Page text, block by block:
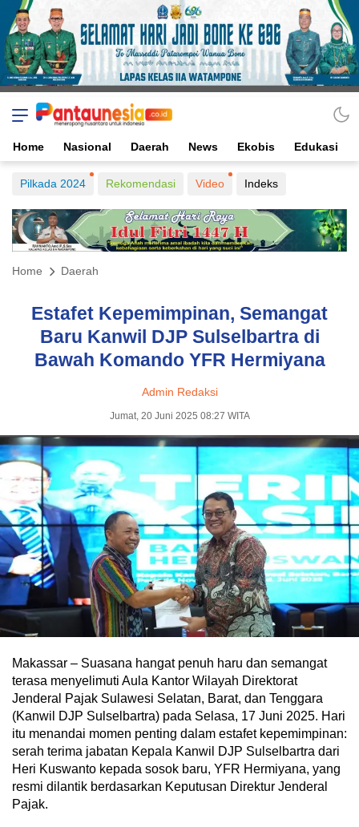
Home Nasional Daerah News Ekobis Edukasi
Pilkada 2024 Rekomendasi Video Indeks
Home Daerah
Estafet Kepemimpinan, Semangat
Baru Kanwil DJP Sulselbartra di
Bawah Komando YFR Hermiyana
Admin Redaksi
Jumat, 20 Juni 2025 08:27 WITA
Makassar – Suasana hangat penuh haru dan semangat
terasa menyelimuti Aula Kantor Wilayah Direktorat
Jenderal Pajak Sulawesi Selatan, Barat, dan Tenggara
(Kanwil DJP Sulselbartra) pada Selasa, 17 Juni 2025. Hari
itu menandai momen penting dalam estafet kepemimpinan:
serah terima jabatan Kepala Kanwil DJP Sulselbartra dari
Heri Kuswanto kepada sosok baru, YFR Hermiyana, yang
resmi dilantik berdasarkan Keputusan Direktur Jenderal
Pajak.